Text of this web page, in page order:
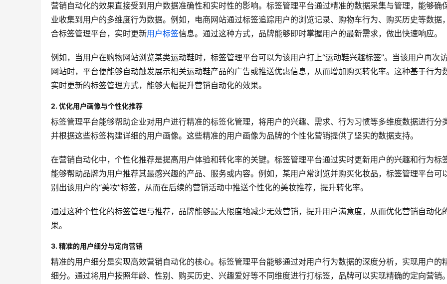
营销自动化的效果直接受到用户数据准确性和实时性的影响。标签管理平台通过精准的数据采集与管理，能够确
业收集到用户的多维度行为数据。例如，电商网站通过标签追踪用户的浏览记录、购物车行为、购买历史等数据
合标签管理平台，实时更新用户标签信息。通过这种方式，品牌能够即时掌握用户的最新需求，做出快速响应。
例如，当用户在购物网站浏览某类运动鞋时，标签管理平台可以为该用户打上“运动鞋兴趣标签”。当该用户再次
网站时，平台便能够自动触发展示相关运动鞋产品的广告或推送优惠信息，从而增加购买转化率。这种基于行为
实时更新的标签管理方式，能够大幅提升营销自动化的效果。
2. 优化用户画像与个性化推荐
标签管理平台能够帮助企业对用户进行精准的标签化管理，将用户的兴趣、需求、行为习惯等多维度数据进行分类
并根据这些标签构建详细的用户画像。这些精准的用户画像为品牌的个性化营销提供了坚实的数据支持。
在营销自动化中，个性化推荐是提高用户体验和转化率的关键。标签管理平台通过实时更新用户的兴趣和行为标签
能够帮助品牌为用户推荐其最感兴趣的产品、服务或内容。例如，某用户常浏览并购买化妆品，标签管理平台可
别出该用户的“美妆”标签，从而在后续的营销活动中推送个性化的美妆推荐，提升转化率。
通过这种个性化的标签管理与推荐，品牌能够最大限度地减少无效营销，提升用户满意度，从而优化营销自动化
果。
3. 精准的用户细分与定向营销
精准的用户细分是实现高效营销自动化的核心。标签管理平台能够通过对用户行为数据的深度分析，实现用户的
细分。通过将用户按照年龄、性别、购买历史、兴趣爱好等不同维度进行打标签，品牌可以实现精确的定向营销